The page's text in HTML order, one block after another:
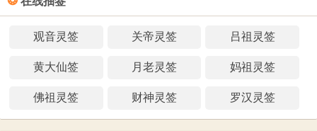
观音灵签 关帝灵签 吕祖灵签
黄大仙签 月老灵签 妈祖灵签
佛祖灵签 财神灵签 罗汉灵签